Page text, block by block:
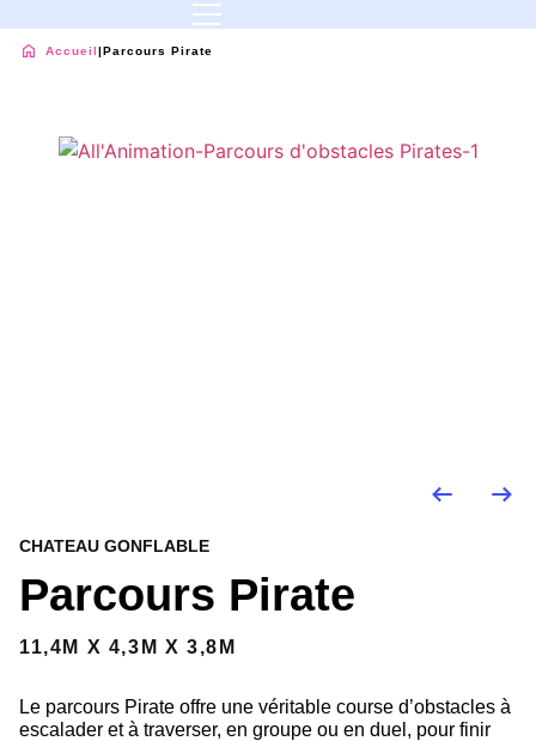
Accueil|Parcours Pirate
CHATEAU GONFLABLE
Parcours Pirate
11,4M X 4,3M X 3,8M
Le parcours Pirate offre une véritable course d’obstacles à
escalader et à traverser, en groupe ou en duel, pour finir